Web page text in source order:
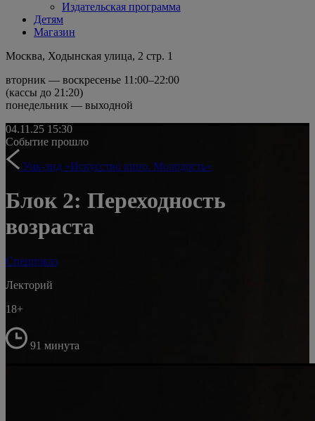
Издательская программа
Детям
Магазин
Москва, Ходынская улица, 2 стр. 1
вторник — воскресенье 11:00–22:00
(кассы до 21:20)
понедельник — выходной
04.11.25 15:30
Событие прошло
Уик-энд «Искусство кино. Молодость»
Блок 2: Переходность
возраста
Спецпоказ
Лекторий
18+
91 минута